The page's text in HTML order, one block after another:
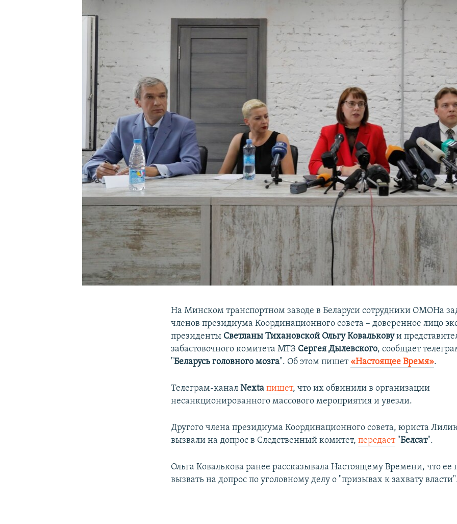
УКРАИНСКАЯ ПРОБЛЕМА КРЫМА
На Минском транспортном заводе в Беларуси сотрудники ОМОНа
членов президиума Координационного совета – доверенное лицо
президенты Светланы Тихановской Ольгу Ковальковуи
забастовочного комитета МТЗ Сергея Дылевского, сообщает
"Беларусь головного мозга". Об этом пишет «Настоящее Время».
Телеграм-каналNextaпишет, что их обвинили в организации
несанкционированного массового мероприятия и увезли.​
Другого члена президиума Координационного совета, юриста
вызвали на допрос в Следственный комитет,передает"Белсат".
Ольга Ковалькова ранее рассказывала Настоящему Времени, что ее
вызвать на допрос по уголовному делу о "призывах к захвату